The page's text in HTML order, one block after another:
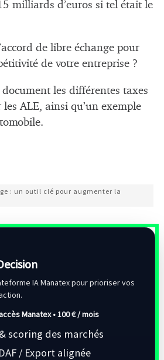
milliards d’euros si tel était le
de libre échange pour
de votre entreprise ?
les différentes taxes
ALE, ainsi qu’un exemple
: un outil clé pour augmenter la
IA Manatex pour prioriser vos
Manatex •100 € / mois
scoring des marchés
/ Export alignée